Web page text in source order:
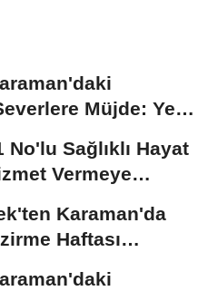
Müjde: Yeni
No'lu Sağlıklı Hayat
Vermeye
Karaman'da
Haftası
Ziyaret